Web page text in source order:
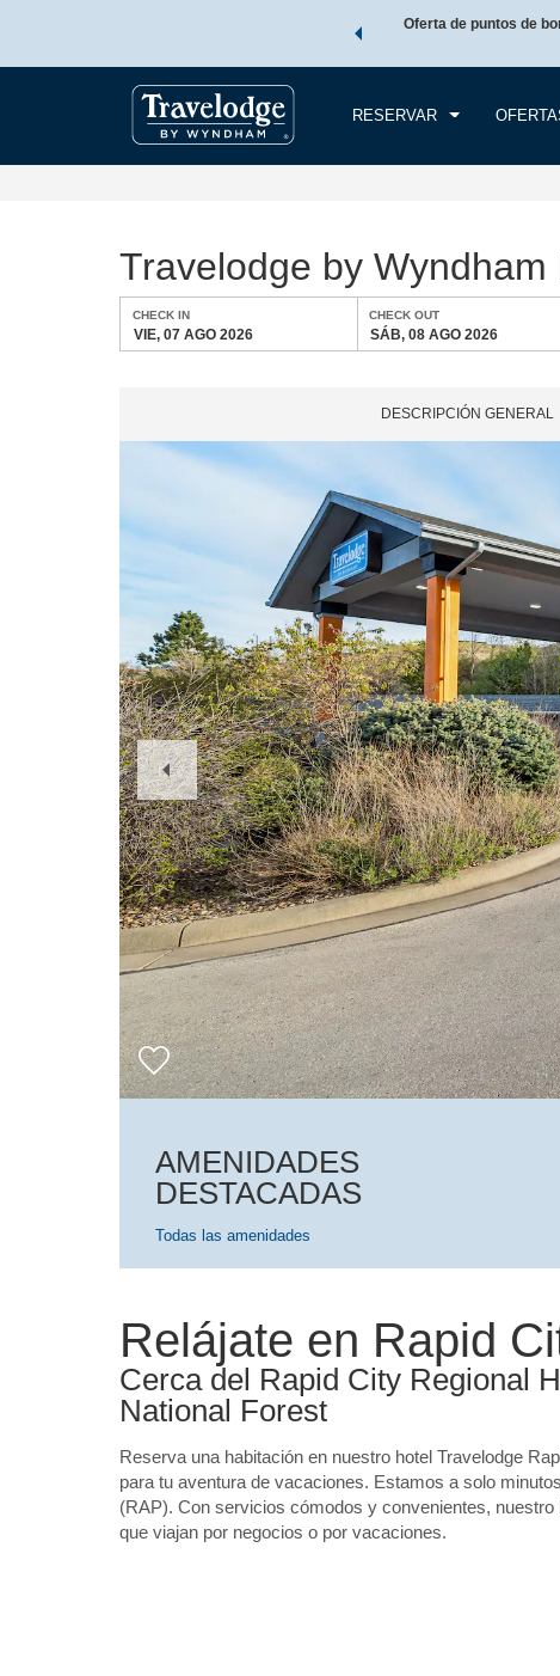
de Wyndham, además, gana puntos Wyndham Rewards
Oferta de puntos de
RESERVAR
CHECK
Travelodge by Wyndham
CHECK IN
VIE, 07 AGO 2026
CHECK OUT
SÁB, 08 AGO 2026
DESCRIPCIÓN GENERAL
Previous
Slide
AMENIDADES
DESTACADAS
Todas las amenidades
Relájate en Rapid
Cerca del Rapid City Regional
National Forest
Reserva una habitación en nuestro hotel Travelodge
para tu aventura de vacaciones. Estamos a solo
(RAP). Con servicios cómodos y convenientes,
que viajan por negocios o por vacaciones.